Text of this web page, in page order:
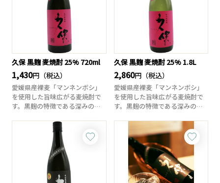
久保 黒麹 麦焼酎 25% 720ml
1,430円（税込）
愛媛県産裸麦「マンネンボシ」
を使用した旨味広がる麦焼酎で
す。黒麹の特徴である深みのあ
久保 黒麹 麦焼酎 25% 1.8L
2,860円（税込）
愛媛県産裸麦「マンネンボシ」
を使用した旨味広がる麦焼酎で
す。黒麹の特徴である深みのあ